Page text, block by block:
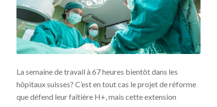
La semaine de travail à 67 heures bientôt dans les
hôpitaux suisses? C’est en tout cas le projet de réforme
que défend leur faîtière H+, mais cette extension